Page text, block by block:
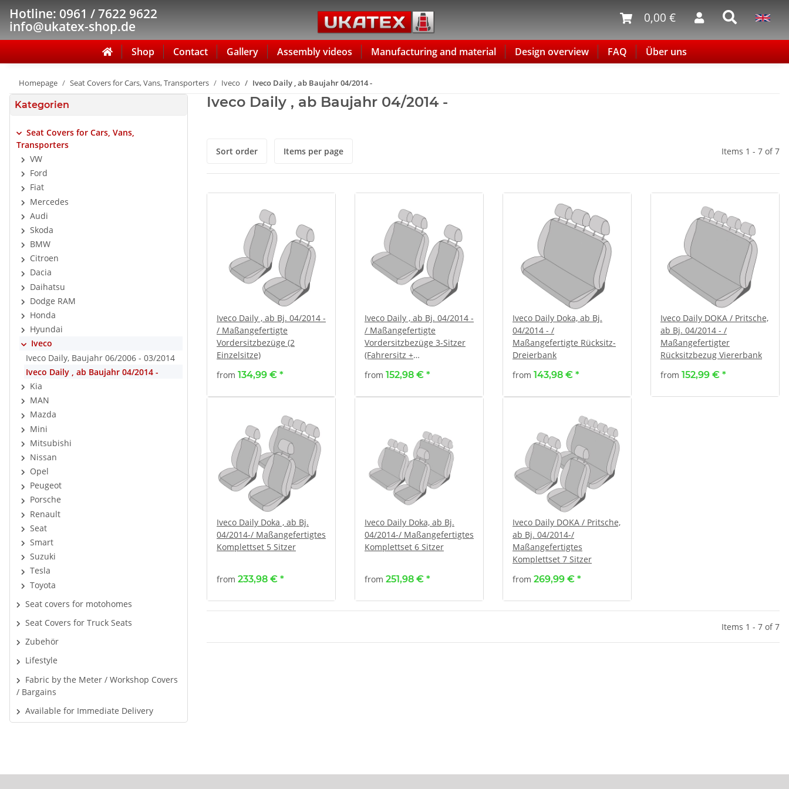
Hotline: 0961 / 7622 9622
info@ukatex-shop.de
0,00 €
Shop Contact Gallery Assembly videos Manufacturing and material Design overview FAQ Über uns
Homepage Seat Covers for Cars, Vans, Transporters Iveco Iveco Daily , ab Baujahr 04/2014 -
Iveco Daily , ab Baujahr 04/2014 -
Sort order Items per page Items 1 - 7 of 7
Iveco Daily , ab Bj. 04/2014 -
/ Maßangefertigte
Vordersitzbezüge (2
Einzelsitze)
from 134,99 € *
Iveco Daily , ab Bj. 04/2014 -
/ Maßangefertigte
Vordersitzbezüge 3-Sitzer
(Fahrersitz +
from 152,98 € *
Iveco Daily Doka, ab Bj.
04/2014 - /
Maßangefertigte Rücksitz-
Dreierbank
from 143,98 € *
Iveco Daily DOKA / Pritsche,
ab Bj. 04/2014 - /
Maßangefertigter
Rücksitzbezug Viererbank
from 152,99 € *
Iveco Daily Doka , ab Bj.
04/2014-/ Maßangefertigtes
Komplettset 5 Sitzer
from 233,98 € *
Iveco Daily Doka, ab Bj.
04/2014-/ Maßangefertigtes
Komplettset 6 Sitzer
from 251,98 € *
Iveco Daily DOKA / Pritsche,
ab Bj. 04/2014-/
Maßangefertigtes
Komplettset 7 Sitzer
from 269,99 € *
Items 1 - 7 of 7
Kategorien
Seat Covers for Cars, Vans,
Transporters
VW
Ford
Fiat
Mercedes
Audi
Skoda
BMW
Citroen
Dacia
Daihatsu
Dodge RAM
Honda
Hyundai
Iveco
Iveco Daily, Baujahr 06/2006 - 03/2014
Iveco Daily , ab Baujahr 04/2014 -
Kia
MAN
Mazda
Mini
Mitsubishi
Nissan
Opel
Peugeot
Porsche
Renault
Seat
Smart
Suzuki
Tesla
Toyota
Seat covers for motohomes
Seat Covers for Truck Seats
Zubehör
Lifestyle
Fabric by the Meter / Workshop Covers
/ Bargains
Available for Immediate Delivery